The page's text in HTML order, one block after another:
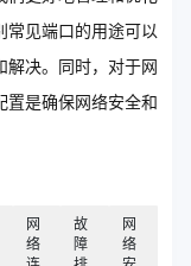
常见端口的用途可以
解决。同时，对于网
置是确保网络安全和
网
络
故
障
网
络